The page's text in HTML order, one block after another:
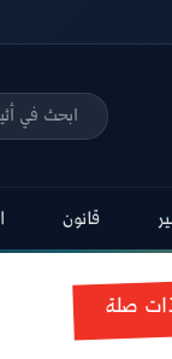
قانون
صلة